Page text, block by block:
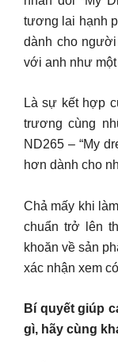
tương lai hạnh
dành cho
với anh như
Là sự kết hợp
trương cùng
ND265 – “My
hơn dành cho
Chả mấy khi
chuẩn trở lên
khoăn về sản
xác nhận xem
Bí quyết giúp
gì, hãy cùng